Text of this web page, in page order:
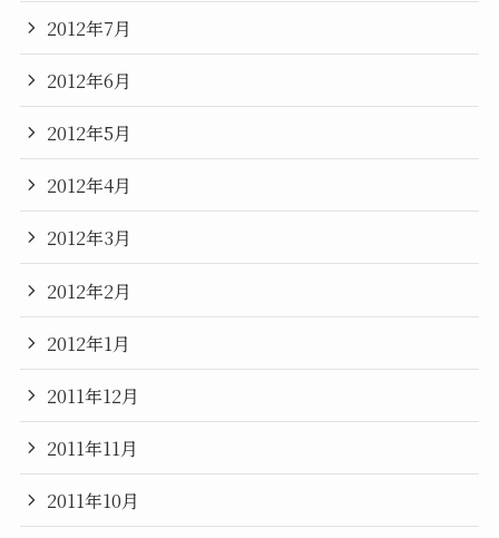
2012年7月
2012年6月
2012年5月
2012年4月
2012年3月
2012年2月
2012年1月
2011年12月
2011年11月
2011年10月